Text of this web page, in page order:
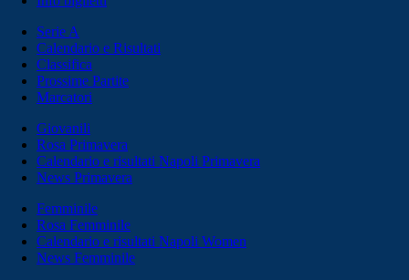
Serie A
Calendario e Risultati
Classifica
Prossime Partite
Marcatori
Giovanili
Rosa Primavera
Calendario e risultati Napoli Primavera
News Primavera
Femminile
Rosa Femminile
Calendario e risultati Napoli Women
News Femminile